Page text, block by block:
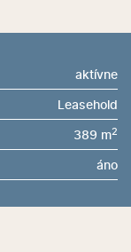
aktívne
Leasehold
389 m2
áno